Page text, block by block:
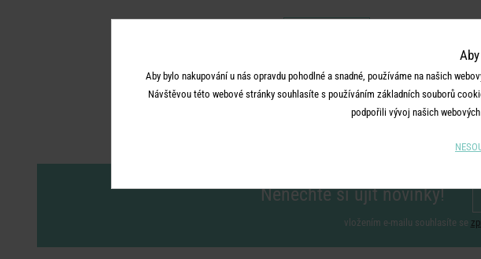
Nenechte si ujít novinky!
vložením e-mailu souhlasíte se
Aby bylo nakupování u nás opravdu pohodlné a snadné, používáme na našich
Návštěvou této webové stránky souhlasíte s používáním základních souborů
podpořili vývoj našich